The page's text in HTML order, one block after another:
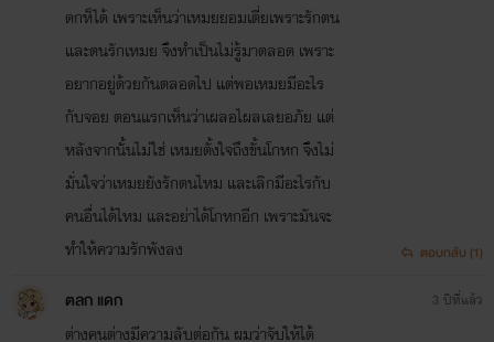
ดกห็ได้ เพราะเห็นว่าเหมยยอมเตี่ยเพราะรักตน
และตนรักเหมย จึงทำเป็นไม่รู้มาตลอด เพราะ
อยากอยู่ด้วยกันตลอดไป แต่พอเหมยมีอะไร
กับจอย ตอนแรกเห็นว่าเผลอไผลเลยอภัย แต่
หลังจากนั้นไม่ใช่ เหมยตั้งใจถึงขั้นโกหก จึงไม่
มั่นใจว่าเหมยยังรักตนไหม และเลิกมีอะไรกับ
คนอื่นได้ไหม และอย่าได้โกหกอีก เพราะมันจะ
ทำให้ความรักพังลง
ตอบกลับ (1)
ตลก แดก
ต่างคนต่างมีความลับต่อกัน ผมว่าจับให้ได้
3 ปีที่แล้ว